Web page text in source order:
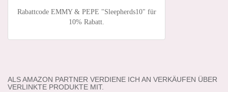
Rabattcode EMMY & PEPE "Sleepherds10" für
10% Rabatt.
ALS AMAZON PARTNER VERDIENE ICH AN VERKÄUFEN ÜBER
VERLINKTE PRODUKTE MIT.